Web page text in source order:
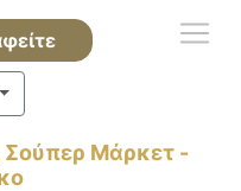
Σούπερ Μάρκετ -